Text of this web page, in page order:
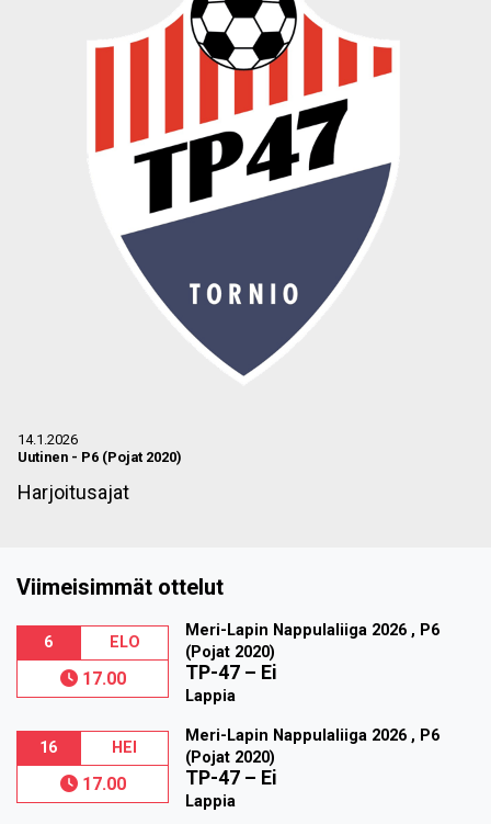
14.1.2026
Uutinen - P6 (Pojat 2020)
Harjoitusajat
Viimeisimmät ottelut
6 ELO
17.00
Meri-Lapin Nappulaliiga 2026 , P6
(Pojat 2020)
TP-47 – Ei
Lappia
16 HEI
17.00
Meri-Lapin Nappulaliiga 2026 , P6
(Pojat 2020)
TP-47 – Ei
Lappia